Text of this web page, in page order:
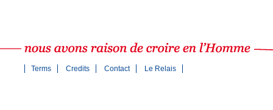
Terms Credits Contact Le Relais